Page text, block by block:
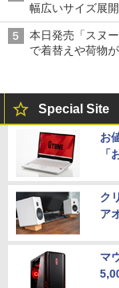
幅広いサイズ展
本日発売「スヌ
で着替えや荷物
Special Site
お
「
ク
ア
マ